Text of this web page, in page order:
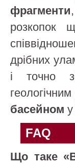
фрагменти
розкопок
дрібних
і точно
басейном
FAQ
Що таке